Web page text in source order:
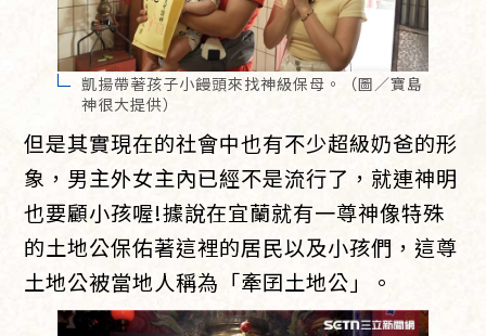
凱揚帶著孩子小饅頭來找神級保母。（圖／寶島
神很大提供）
但是其實現在的社會中也有不少超級奶爸的形
象，男主外女主內已經不是流行了，就連神明
也要顧小孩喔!據說在宜蘭就有一尊神像特殊
的土地公保佑著這裡的居民以及小孩們，這尊
土地公被當地人稱為「牽囝土地公」。